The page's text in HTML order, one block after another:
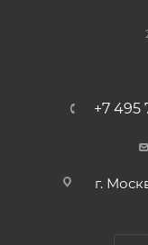
+7 495
г.